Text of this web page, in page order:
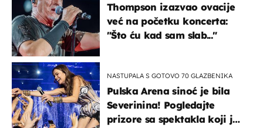
Thompson izazvao ovacije
već na početku koncerta:
"Što ću kad sam slab..."
NASTUPALA S GOTOVO 70 GLAZBENIKA
Pulska Arena sinoć je bila
Severinina! Pogledajte
prizore sa spektakla koji je